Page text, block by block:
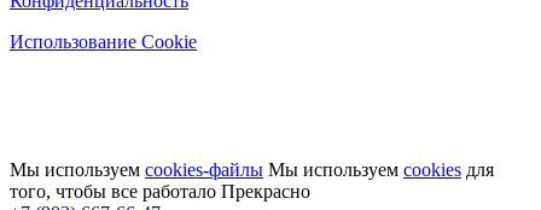
Использование Cookie
Мы используем cookies-файлы Мы используем cookies для
того, чтобы все работало Прекрасно